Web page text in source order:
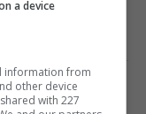
може жити
ракета РФ
a device
information from
other device
with 227